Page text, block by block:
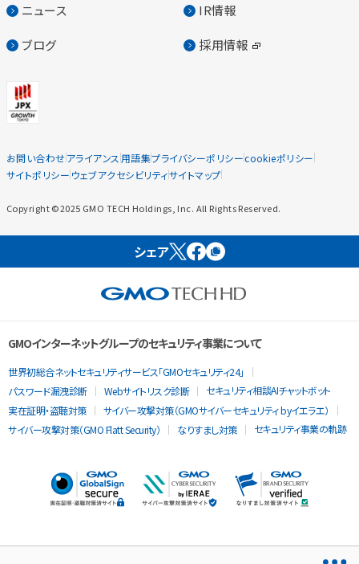
ニュース IR情報
ブログ 採用情報
お問い合わせアライアンス用語集プライバシーポリシーcookieポリシー
サイトポリシー ウェブアクセシビリティサイトマップ
Copyright ©2025 GMO TECH Holdings, Inc. All Rights Reserved.
シェア
GMOインターネットグループのセキュリティ事業について
世界初総合ネットセキュリティサービス「GMOセキュリティ24」
パスワード漏洩診断
Webサイトリスク診断
セキュリティ相談AIチャットボット
実在証明・盗聴対策
サイバー攻撃対策（GMOサイバーセキュリティ byイエラエ）
サイバー攻撃対策（GMO Flatt Security）
なりすまし対策 セキュリティ事業の軌跡